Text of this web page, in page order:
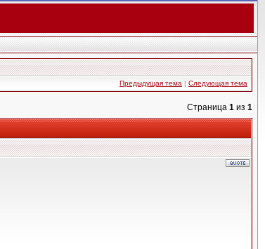
Предыдущая тема | Следующая тема
Страница 1 из 1